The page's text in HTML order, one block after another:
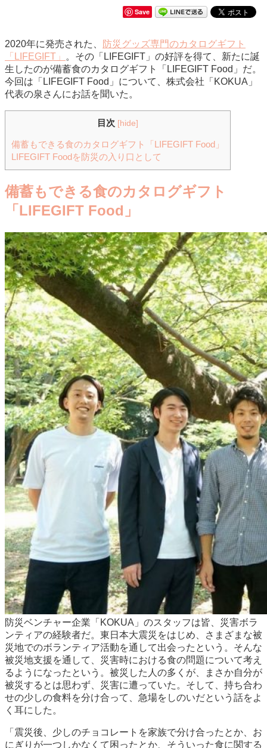
Save
2020年に発売された、
防災グッズ専門のカタログギフト
「LIFEGIFT」
。その「LIFEGIFT」の好評を得て、新たに誕
生したのが備蓄食のカタログギフト「LIFEGIFT Food」だ。
今回は「LIFEGIFT Food」について、株式会社「KOKUA」
代表の泉さんにお話を聞いた。
目次 [hide]
備蓄もできる食のカタログギフト「LIFEGIFT Food」
LIFEGIFT Foodを防災の入り口として
備蓄もできる食のカタログギフト
「LIFEGIFT Food」
防災ベンチャー企業「KOKUA」のスタッフは皆、災害ボラ
ンティアの経験者だ。東日本大震災をはじめ、さまざまな被
災地でのボランティア活動を通して出会ったという。そんな
被災地支援を通して、災害時における食の問題について考え
るようになったという。被災した人の多くが、まさか自分が
被災するとは思わず、災害に遭っていた。そして、持ち合わ
せの少しの食料を分け合って、急場をしのいだという話をよ
く耳にした。
「震災後、少しのチョコレートを家族で分け合ったとか、お
にぎりが一つしかなくて困ったとか、そういった食に関する